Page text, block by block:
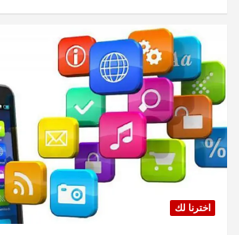
اخترنا لك